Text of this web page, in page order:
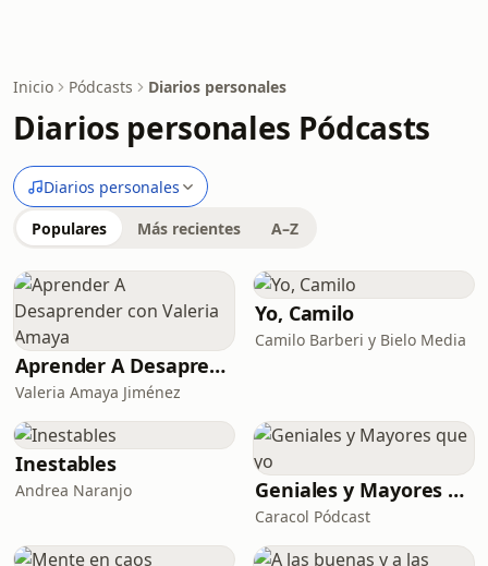
Inicio Pódcasts Diarios personales
Diarios personales Pódcasts
Diarios personales
Populares Más recientes A–Z
Aprender A Desaprender con Valeria Amaya
Valeria Amaya Jiménez
Yo, Camilo
Camilo Barberi y Bielo Media
Inestables
Andrea Naranjo Geniales y Mayores que yo
Caracol Pódcast